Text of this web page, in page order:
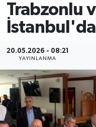
Trabzonlu
İstanbul'da
20.05.2026 - 08:21
YAYINLANMA
Gündem
Kültür
Magazin
Tüm Manşetler
Son Dakika
Haber Arşivi